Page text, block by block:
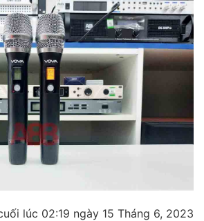
lúc 02:19 ngày 15 Tháng 6, 2023